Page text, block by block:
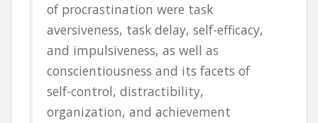
of procrastination were task
aversiveness, task delay, self-efficacy,
and impulsiveness, as well as
conscientiousness and its facets of
self-control, distractibility,
organization, and achievement